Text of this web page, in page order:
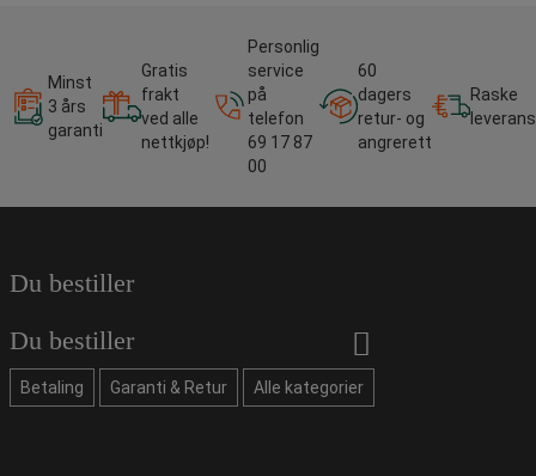
Minst
3 års
garanti
Gratis
frakt
ved alle
nettkjøp!
Personlig
service
på
telefon
69 17 87
00
60
dagers
retur- og
angrerett
Raske
Du bestiller
Du bestiller
Betaling Garanti & Retur Alle kategorier